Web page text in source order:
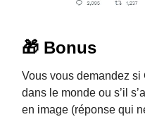
🎁 Bonus
Vous vous demandez
dans le monde ou s’il
en image (réponse qui